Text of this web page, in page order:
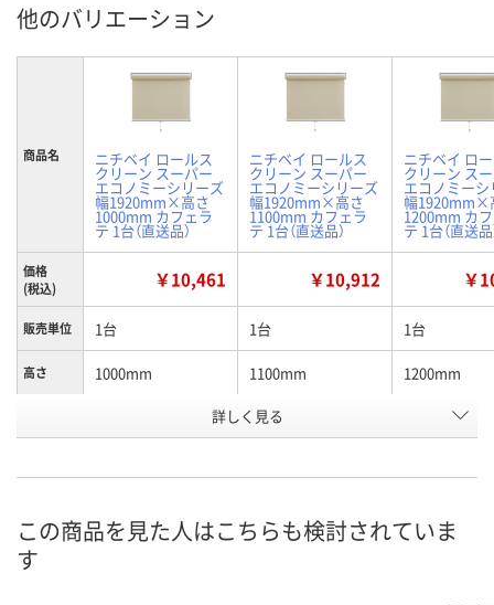
他のバリエーション
商品名 ニチベイ ロールス
クリーン スーパー
エコノミーシリーズ
幅1920mm×高さ
1000mm カフェラ
テ 1台（直送品）
ニチベイ ロールス
クリーン スーパー
エコノミーシリーズ
幅1920mm×高さ
1100mm カフェラ
テ 1台（直送品）
ニチベイ ロ
クリーン ス
エコノミー
幅1920mm×
1200mm カ
テ 1台（直送品
価格
(税込)
￥10,461 ￥10,912 ￥
販売単位 1台 1台 1台
高さ 1000mm 1100mm 1200mm
H854552 H854553
詳しく見る
この商品を見た人はこちらも検討されていま
す